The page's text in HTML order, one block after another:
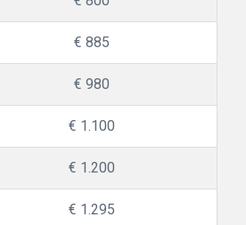
€ 885
€ 980
€ 1.100
€ 1.200
€ 1.295